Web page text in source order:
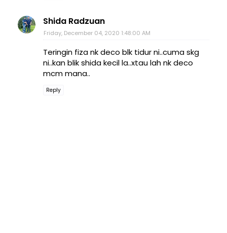
Shida Radzuan
Friday, December 04, 2020 1:48:00 AM
Teringin fiza nk deco blk tidur ni..cuma skg
ni..kan blik shida kecil la..xtau lah nk deco
mcm mana..
Reply